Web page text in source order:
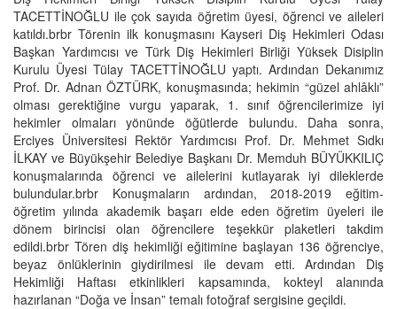
TACETTİNOĞLU ile çok sayıda öğretim üyesi, öğrenci ve aileleri
katıldı.brbr Törenin ilk konuşmasını Kayseri Diş Hekimleri Odası
Başkan Yardımcısı ve Türk Diş Hekimleri Birliği Yüksek Disiplin
Kurulu Üyesi Tülay TACETTİNOĞLU yaptı. Ardından Dekanımız
Prof. Dr. Adnan ÖZTÜRK, konuşmasında; hekimin “güzel ahlâklı”
olması gerektiğine vurgu yaparak, 1. sınıf öğrencilerimize iyi
hekimler olmaları yönünde öğütlerde bulundu. Daha sonra,
Erciyes Üniversitesi Rektör Yardımcısı Prof. Dr. Mehmet Sıdkı
İLKAY ve Büyükşehir Belediye Başkanı Dr. Memduh BÜYÜKKILIÇ
konuşmalarında öğrenci ve ailelerini kutlayarak iyi dileklerde
bulundular.brbr Konuşmaların ardından, 2018-2019 eğitim-
öğretim yılında akademik başarı elde eden öğretim üyeleri ile
dönem birincisi olan öğrencilere teşekkür plaketleri takdim
edildi.brbr Tören diş hekimliği eğitimine başlayan 136 öğrenciye,
beyaz önlüklerinin giydirilmesi ile devam etti. Ardından Diş
Hekimliği Haftası etkinlikleri kapsamında, kokteyl alanında
hazırlanan “Doğa ve İnsan” temalı fotoğraf sergisine geçildi.